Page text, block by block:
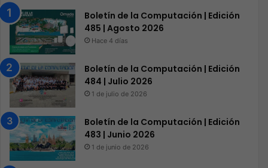
Boletín de la Computación | Edición
485 | Agosto 2026
Hace 4 días
Boletín de la Computación | Edición
484 | Julio 2026
1 de julio de 2026
Boletín de la Computación | Edición
483 | Junio 2026
1 de junio de 2026